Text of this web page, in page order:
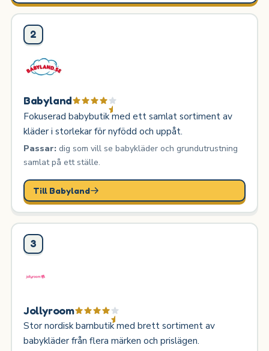
2
Babyland
Fokuserad babybutik med ett samlat sortiment av
kläder i storlekar för nyfödd och uppåt.
Passar:dig som vill se babykläder och grundutrustning
samlat på ett ställe.
Till Babyland
3
Jollyroom
Stor nordisk barnbutik med brett sortiment av
babykläder från flera märken och prislägen.